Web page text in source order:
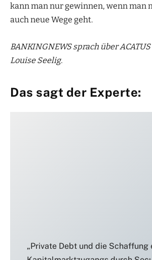
kann man nur gewinnen, wenn man
auch neue Wege geht.
BANKINGNEWS sprach über
Louise Seelig.
Das sagt der Experte:
„Private Debt und die Schaffung